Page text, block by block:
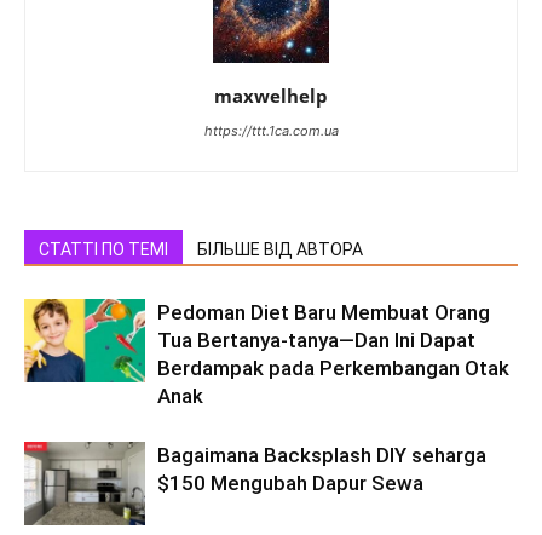
maxwelhelp
https://ttt.1ca.com.ua
СТАТТІ ПО ТЕМІ БІЛЬШЕ ВІД АВТОРА
Pedoman Diet Baru Membuat Orang
Tua Bertanya-tanya—Dan Ini Dapat
Berdampak pada Perkembangan Otak
Anak
Bagaimana Backsplash DIY seharga
$150 Mengubah Dapur Sewa